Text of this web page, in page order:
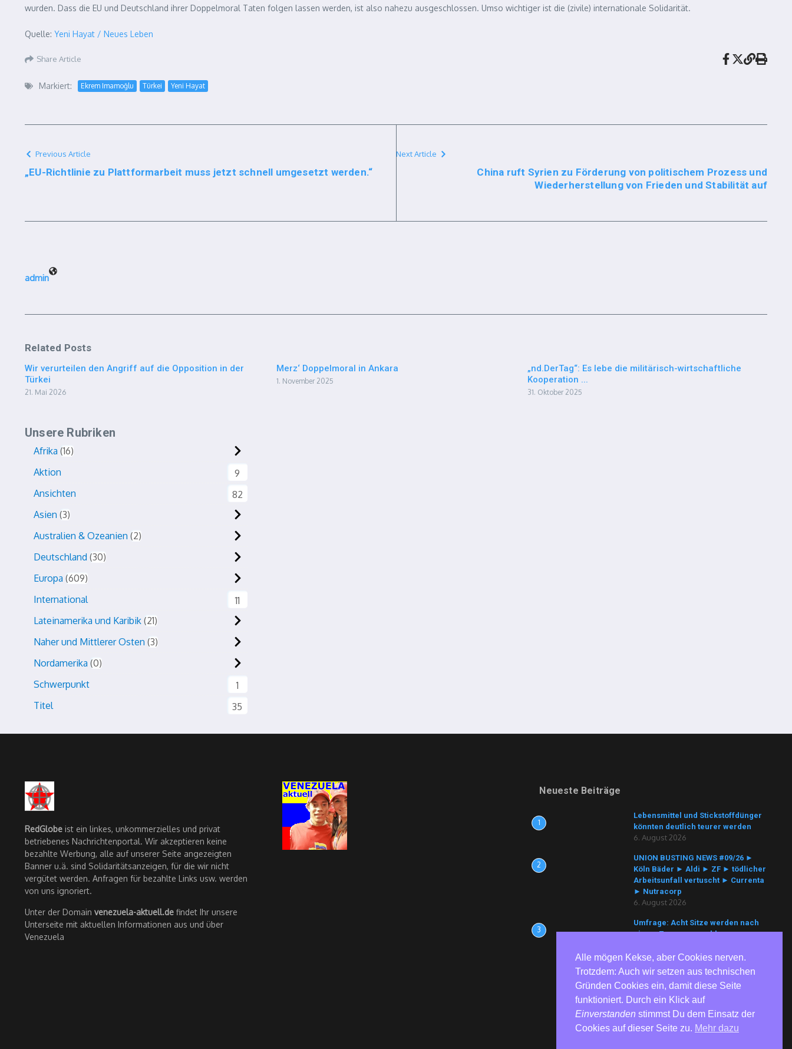
wurden. Dass die EU und Deutschland ihrer Doppelmoral Taten folgen lassen werden, ist also nahezu ausgeschlossen. Umso wichtiger ist die (zivile) internationale Solidarität.
Quelle: Yeni Hayat / Neues Leben
Share Article
Markiert: Ekrem Imamoğlu Türkei Yeni Hayat
Previous Article
„EU-Richtlinie zu Plattformarbeit muss jetzt schnell umgesetzt werden.“
Next Article
China ruft Syrien zu Förderung von politischem Prozess und
Wiederherstellung von Frieden und Stabilität auf
admin
Related Posts
Wir verurteilen den Angriff auf die Opposition in der
Türkei
21. Mai 2026
Merz‘ Doppelmoral in Ankara
1. November 2025
„nd.DerTag“: Es lebe die militärisch-wirtschaftliche
Kooperation ...
31. Oktober 2025
Unsere Rubriken
Afrika 16
Aktion
9
Ansichten
82
Asien 3
Australien & Ozeanien 2
Deutschland 30
Europa 609
International
11
Lateinamerika und Karibik 21
Naher und Mittlerer Osten 3
Nordamerika 0
Schwerpunkt
1
Titel
35
RedGlobe ist ein linkes, unkommerzielles und privat
betriebenes Nachrichtenportal. Wir akzeptieren keine
bezahlte Werbung, alle auf unserer Seite angezeigten
Banner u.ä. sind Solidaritätsanzeigen, für die wir nicht
vergütet werden. Anfragen für bezahlte Links usw. werden
von uns ignoriert.
Unter der Domain venezuela-aktuell.de findet Ihr unsere
Unterseite mit aktuellen Informationen aus und über
Venezuela
Neueste Beiträge
1
Lebensmittel und Stickstoffdünger
könnten deutlich teurer werden
6. August 2026
2
UNION BUSTING NEWS #09/26 ►
Köln Bäder ► Aldi ► ZF ► tödlicher
Arbeitsunfall vertuscht ► Currenta
► Nutracorp
6. August 2026
3
Umfrage: Acht Sitze werden nach
einem Zusammenschluss von
6. August 2026
Alle mögen Kekse, aber Cookies nerven.
Trotzdem: Auch wir setzen aus technischen
Gründen Cookies ein, damit diese Seite
funktioniert. Durch ein Klick auf
Einverstanden stimmst Du dem Einsatz der
Cookies auf dieser Seite zu. Mehr dazu